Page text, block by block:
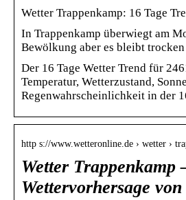
Wetter Trappenkamp: 16 Tage
In Trappenkamp überwiegt am
Bewölkung aber es bleibt
Der 16 Tage Wetter Trend für
Temperatur, Wetterzustand,
Regenwahrscheinlichkeit in der
http s://www.wetteronline.de › wetter ›
Wetter Trappenkamp
Wettervorhersage